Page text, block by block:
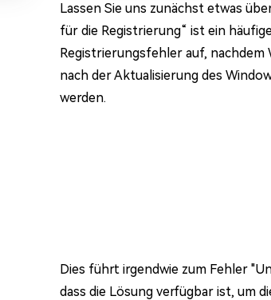
Lassen Sie uns zunächst etwas
für die Registrierung“ ist ein
Registrierungsfehler auf, nachdem
nach der Aktualisierung des
werden.
Dies führt irgendwie zum Fehler
dass die Lösung verfügbar ist, um